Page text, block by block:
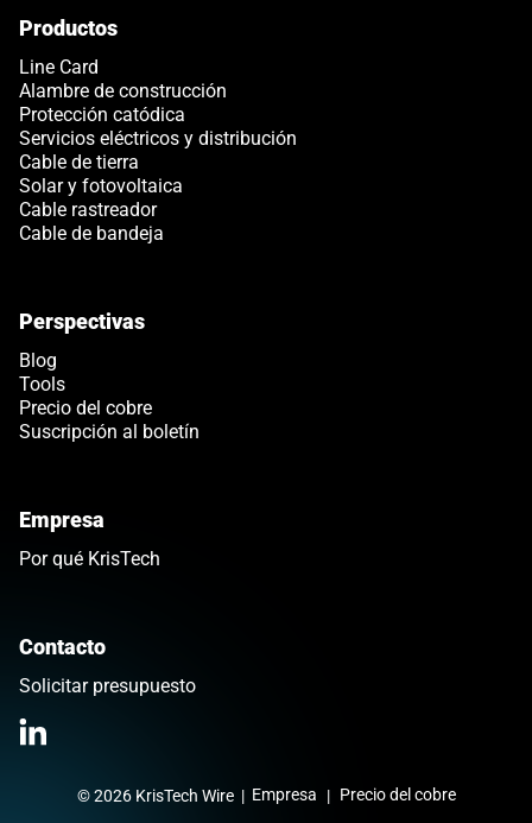
Productos
Link opens in a new tab
Line Card
Alambre de construcción
Protección catódica
Servicios eléctricos y distribución
Cable de tierra
Solar y fotovoltaica
Cable rastreador
Cable de bandeja
Perspectivas
Blog
Tools
Precio del cobre
Suscripción al boletín
Empresa
Por qué KrisTech
Contacto
Solicitar presupuesto
Link opens in a new tab
© 2026 KrisTech Wire| Empresa Precio del cobre